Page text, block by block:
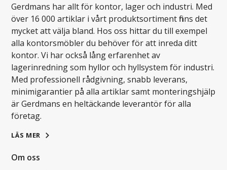
Gerdmans har allt för kontor, lager och industri. Med
över 16 000 artiklar i vårt produktsortiment finns det
mycket att välja bland. Hos oss hittar du till exempel
alla kontorsmöbler du behöver för att inreda ditt
kontor. Vi har också lång erfarenhet av
lagerinredning som hyllor och hyllsystem för industri.
Med professionell rådgivning, snabb leverans,
minimigarantier på alla artiklar samt monteringshjälp
är Gerdmans en heltäckande leverantör för alla
företag.
LÄS MER
Om oss